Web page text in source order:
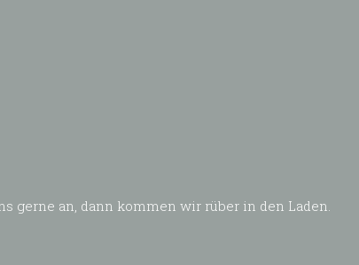
gerne an, dann kommen wir rüber in den Laden.